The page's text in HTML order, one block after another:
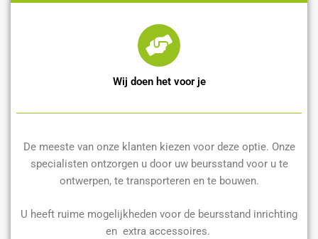
Wij doen het voor je
De meeste van onze klanten kiezen voor deze optie. Onze
specialisten ontzorgen u door uw beursstand voor u te
ontwerpen, te transporteren en te bouwen.
U heeft ruime mogelijkheden voor de beursstand inrichting
en extra accessoires.